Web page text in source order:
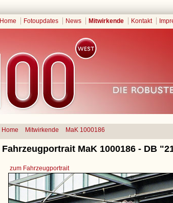
Home Fotoupdates News Mitwirkende Kontakt
Home Mitwirkende MaK 1000186
Fahrzeugportrait MaK 1000186 - DB
zum Fahrzeugportrait